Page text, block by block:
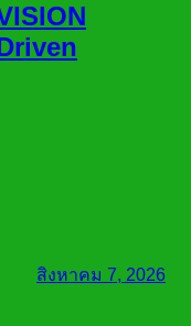
สิงหาคม 7, 2026